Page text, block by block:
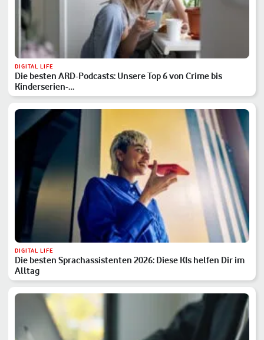
DIGITAL LIFE
Die besten ARD-Podcasts: Unsere Top 6 von Crime bis
Kinderserien-…
DIGITAL LIFE
Die besten Sprachassistenten 2026: Diese KIs helfen Dir im
Alltag